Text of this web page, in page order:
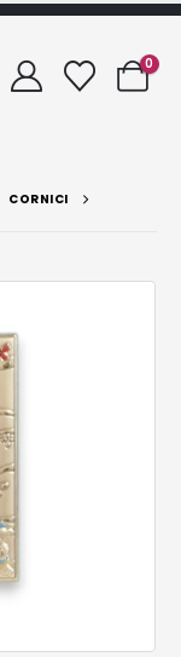
0
CORNICI